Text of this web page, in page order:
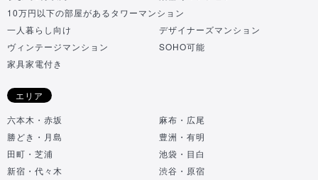
10万円以下の部屋があるタワーマンション
一人暮らし向け
デザイナーズマンション
ヴィンテージマンション
SOHO可能
家具家電付き
エリア
六本木・赤坂
麻布・広尾
勝どき・月島
豊洲・有明
田町・芝浦
池袋・目白
新宿・代々木
渋谷・原宿